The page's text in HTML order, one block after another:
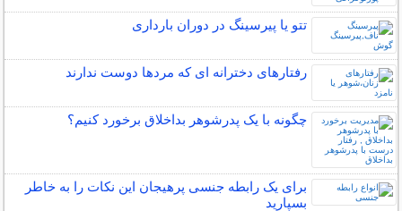
تتو یا پیرسینگ در دوران بارداری
رفتارهای دخترانه ای که مردها دوست ندارند
چگونه با یک پدرشوهر بداخلاق برخورد کنیم؟
برای یک رابطه جنسی پرهیجان این نکات را به خاطر
بسپارید